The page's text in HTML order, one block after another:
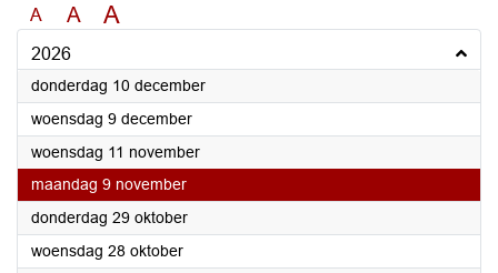
A A A
2026
donderdag 10 december2026
woensdag 9 december2026
woensdag 11 november2026
maandag 9 november2026
donderdag 29 oktober2026
woensdag 28 oktober2026